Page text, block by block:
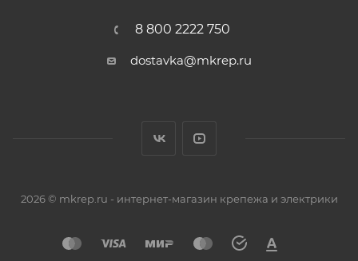
8 800 2222 750
dostavka@mkrep.ru
2026 © mkrep.ru - интернет-магазин крепежа и электрики